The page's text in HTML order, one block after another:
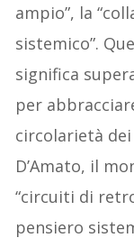
ampio”, la
sistemico”.
significa
per
circolarietà
D’Amato, il
“circuiti di
pensiero